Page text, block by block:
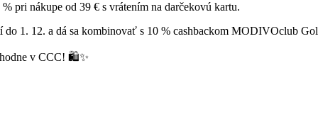
pri nákupe od 39 € s vrátením na darčekovú kartu.
do 1. 12. a dá sa kombinovať s 10 % cashbackom MODIVOclub
v CCC! 🛍️✨